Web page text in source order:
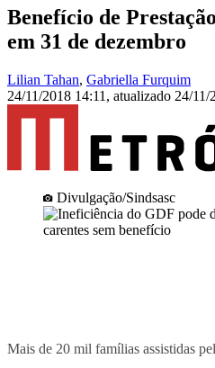
Benefício de
em 31 de dezembro
Lilian Tahan, Gabriella Furquim
24/11/2018 14:11 , atualizado 24/11/
Divulgação/Sindsasc
Mais de 20 mil famílias assistidas